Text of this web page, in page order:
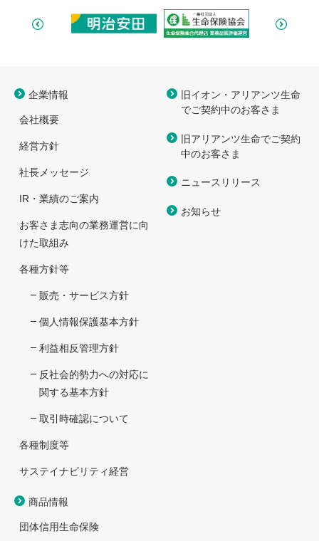
企業情報
会社概要
経営方針
社長メッセージ
IR・業績のご案内
お客さま志向の業務運営に向
けた取組み
各種方針等
販売・サービス方針
個人情報保護基本方針
利益相反管理方針
反社会的勢力への対応に
関する基本方針
取引時確認について
各種制度等
サステイナビリティ経営
商品情報
団体信用生命保険
旧イオン・アリアンツ生命
でご契約中のお客さま
旧アリアンツ生命でご契約
中のお客さま
ニュースリリース
お知らせ